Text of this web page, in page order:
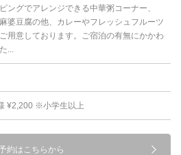
ングでアレンジできる中華粥コーナー、
婆豆腐の他、カレーやフレッシュフルーツ
用意しております。ご宿泊の有無にかかわ
...
¥2,200 ※小学生以上
約はこちらから